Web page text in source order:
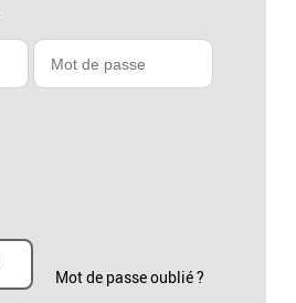
Mot de passe oublié ?